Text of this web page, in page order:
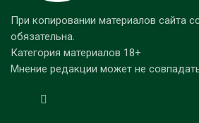
При копировании материалов сайта
обязательна.
Категория материалов 18+
Мнение редакции может не